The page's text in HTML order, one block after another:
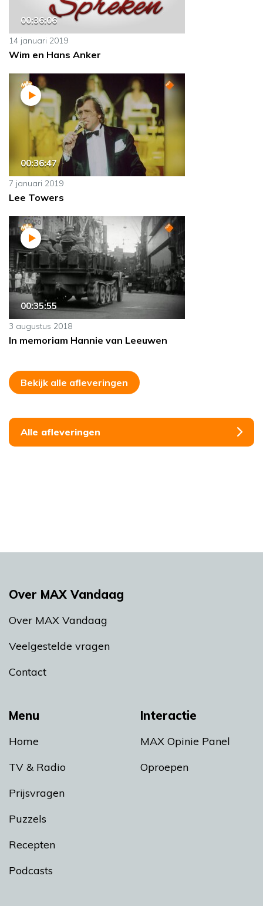
00:36:06
14 januari 2019
Wim en Hans Anker
00:36:47
7 januari 2019
Lee Towers
00:35:55
3 augustus 2018
In memoriam Hannie van Leeuwen
Bekijk alle afleveringen
Alle afleveringen
Menu
Home
TV & Radio
Prijsvragen
Puzzels
Recepten
Podcasts
Interactie
MAX Opinie Panel
Oproepen
Over MAX Vandaag
Over MAX Vandaag
Veelgestelde vragen
Contact